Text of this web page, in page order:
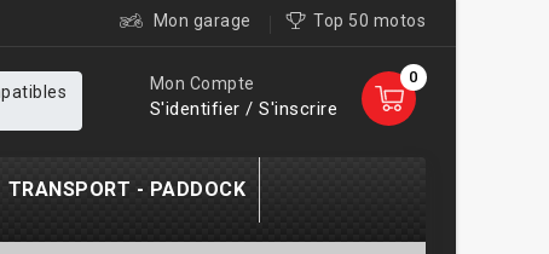
Mon garage Top 50 motos
0
Mon Compte
S'identifier / S'inscrire
TRANSPORT - PADDOCK